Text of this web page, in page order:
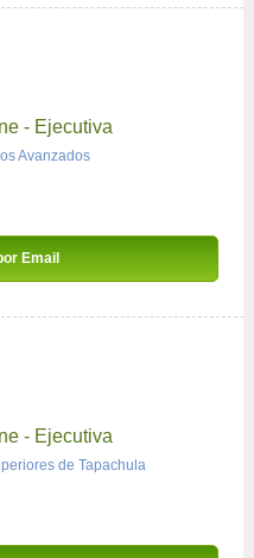
- Ejecutiva
Avanzados
Email
- Ejecutiva
de Tapachula